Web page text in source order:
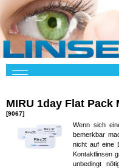
MIRU 1day Flat Pack
[9067]
Wenn sich
bemerkbar
nicht auf eine
Kontaktlinsen
unbedingt